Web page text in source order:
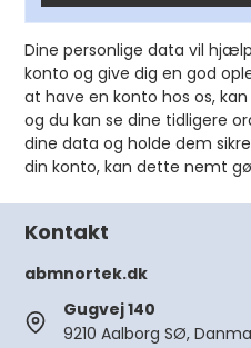
Dine personlige data vil
konto og give dig en god
at have en konto hos os,
og du kan se dine tidligere
dine data og holde dem
din konto, kan dette nemt
Kontakt
abmnortek.dk
Gugvej 140
9210 Aalborg SØ,